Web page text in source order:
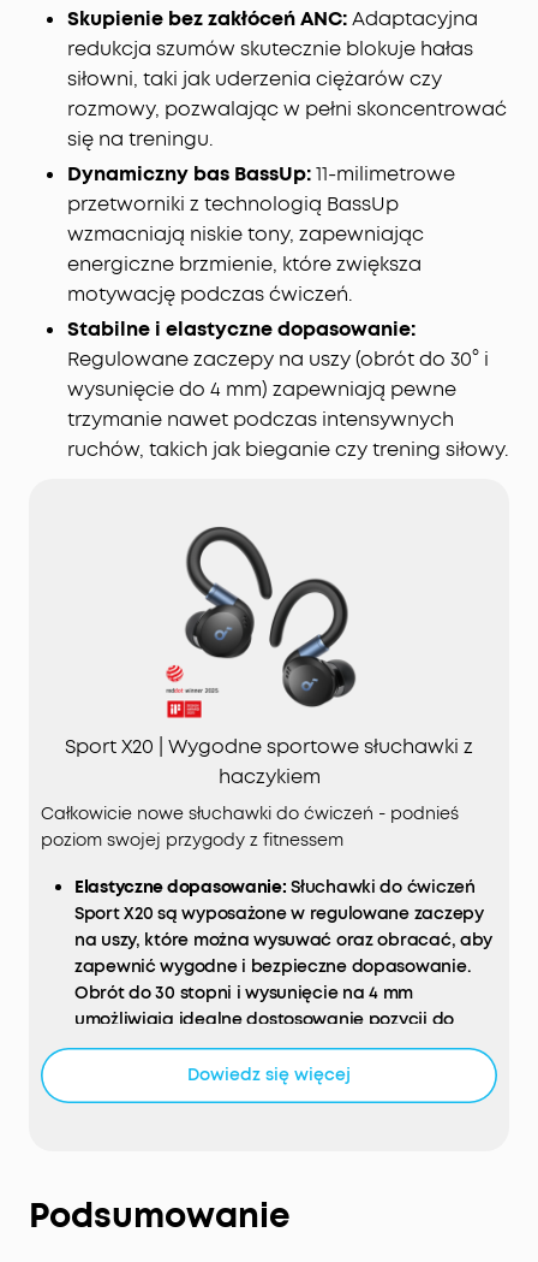
krystalicznie czystym dźwiękiem podczas rozmów
w hałaśliwym otoczeniu o poziomie hałasu
powyżej 100 dB, a nawet w cichych
pomieszczeniach.
Natychmiastowe wyciszenie:
adaptacyjna redukcja szumów ANC. Dzięki 8
czujnikom i chipowi AI Thus™ słuchawki
przetwarzają ponad 384 tys. sygnałów szumu na
sekundę, blokując hałas metra, biura lub ulicy.
Personalizacja brzmienia:HearID 5.0 ze
spersonalizowanym korektorem i wzmacniaczem
dźwięku opartym na sztucznej inteligencji
zapewnia dźwięk precyzyjnie dostrojony do
Twoich uszu.
Sterowanie głosowe bez opóźnień:Dzięki 20
wbudowanym poleceniom możesz pomijać
utwory, odbierać połączenia i regulować głośność
Skupienie bez zakłóceń ANC:Adaptacyjna
redukcja szumów skutecznie blokuje hałas
siłowni, taki jak uderzenia ciężarów czy
rozmowy, pozwalając w pełni skoncentrować
się na treningu.
Dynamiczny bas BassUp:11-milimetrowe
przetworniki z technologią BassUp
wzmacniają niskie tony, zapewniając
energiczne brzmienie, które zwiększa
motywację podczas ćwiczeń.
Stabilne i elastyczne dopasowanie:
Regulowane zaczepy na uszy (obrót do 30° i
wysunięcie do 4 mm) zapewniają pewne
trzymanie nawet podczas intensywnych
ruchów, takich jak bieganie czy trening siłowy.
Sport X20 | Wygodne sportowe słuchawki z
haczykiem
Całkowicie nowe słuchawki do ćwiczeń - podnieś
poziom swojej przygody z fitnessem
Elastyczne dopasowanie: Słuchawki do ćwiczeń
Sport X20 są wyposażone w regulowane zaczepy
na uszy, które można wysuwać oraz obracać, aby
zapewnić wygodne i bezpieczne dopasowanie.
Obrót do 30 stopni i wysunięcie na 4 mm
umożliwiają idealne dostosowanie pozycji do
twojego ucha.
Skup się jeszcze bardziej:Słuchawki do ćwiczeń
Sport X20 zapewniają potężną redukcję szumów,
regulacja i adaptacyjny ANC pozwalają skupić
Dowiedz się więcej
Podsumowanie